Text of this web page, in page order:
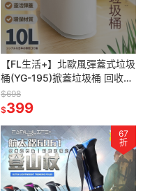
【FL生活+】北歐風彈蓋式垃圾
桶(YG-195)掀蓋垃圾桶 回收垃
圾桶 垃圾桶 垃圾桶北歐 帶蓋垃
圾桶 換袋垃圾桶 窄版
$698
$399
67
折